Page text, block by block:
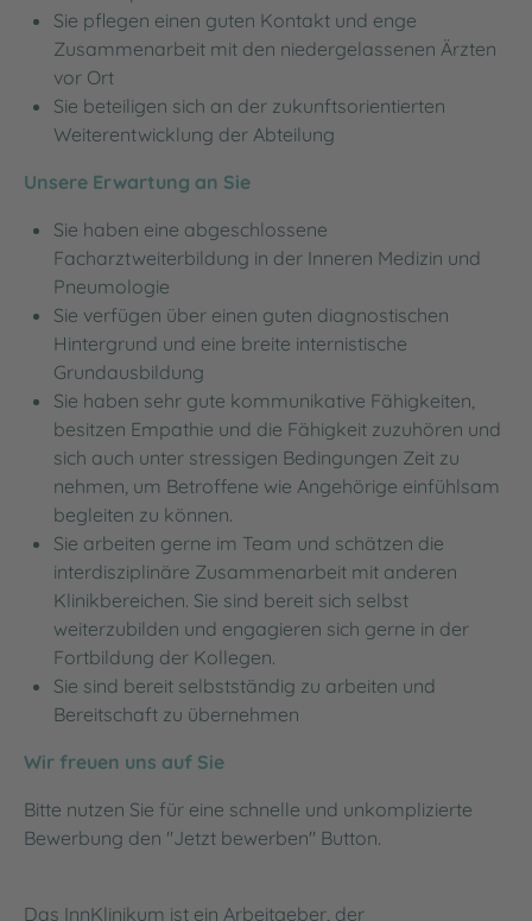
Sie pflegen einen guten Kontakt und enge
Zusammenarbeit mit den niedergelassenen Ärzten
vor Ort
Sie beteiligen sich an der zukunftsorientierten
Weiterentwicklung der Abteilung
Unsere Erwartung an Sie
Sie haben eine abgeschlossene
Facharztweiterbildung in der Inneren Medizin und
Pneumologie
Sie verfügen über einen guten diagnostischen
Hintergrund und eine breite internistische
Grundausbildung
Sie haben sehr gute kommunikative Fähigkeiten,
besitzen Empathie und die Fähigkeit zuzuhören und
sich auch unter stressigen Bedingungen Zeit zu
nehmen, um Betroffene wie Angehörige einfühlsam
begleiten zu können.
Sie arbeiten gerne im Team und schätzen die
interdisziplinäre Zusammenarbeit mit anderen
Klinikbereichen. Sie sind bereit sich selbst
weiterzubilden und engagieren sich gerne in der
Fortbildung der Kollegen.
Sie sind bereit selbstständig zu arbeiten und
Bereitschaft zu übernehmen
Wir freuen uns auf Sie
Bitte nutzen Sie für eine schnelle und unkomplizierte
Bewerbung den "Jetzt bewerben" Button.
Das InnKlinikum ist ein Arbeitgeber, der